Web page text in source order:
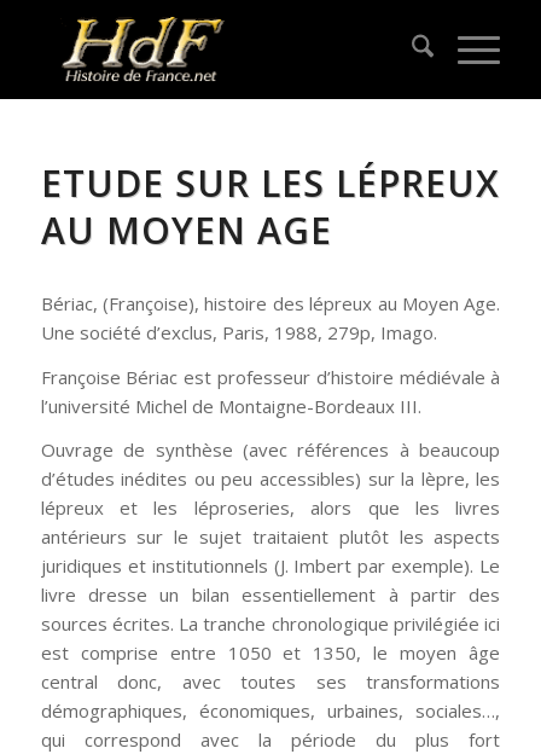
ETUDE SUR LES LÉPREUX
AU MOYEN AGE
Bériac, (Françoise), histoire des lépreux au Moyen Age.
Une société d’exclus, Paris, 1988, 279p, Imago.
Françoise Bériac est professeur d’histoire médiévale à
l’université Michel de Montaigne-Bordeaux III.
Ouvrage de synthèse (avec références à beaucoup
d’études inédites ou peu accessibles) sur la lèpre, les
lépreux et les léproseries, alors que les livres
antérieurs sur le sujet traitaient plutôt les aspects
juridiques et institutionnels (J. Imbert par exemple). Le
livre dresse un bilan essentiellement à partir des
sources écrites. La tranche chronologique privilégiée ici
est comprise entre 1050 et 1350, le moyen âge
central donc, avec toutes ses transformations
démographiques, économiques, urbaines, sociales…,
qui correspond avec la période du plus fort